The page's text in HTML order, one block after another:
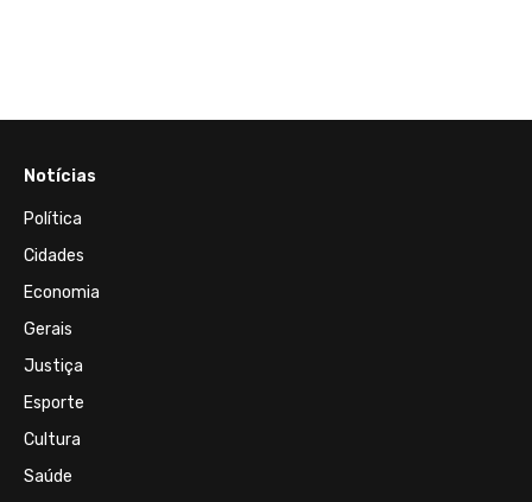
Notícias
Política
Cidades
Economia
Gerais
Justiça
Esporte
Cultura
Saúde